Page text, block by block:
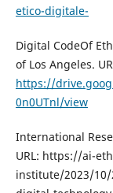
etico-digitale-
Digital CodeOf
of Los Angeles.
https://
0n0UTnl/view
International
URL: https://ai-
institute/2023/